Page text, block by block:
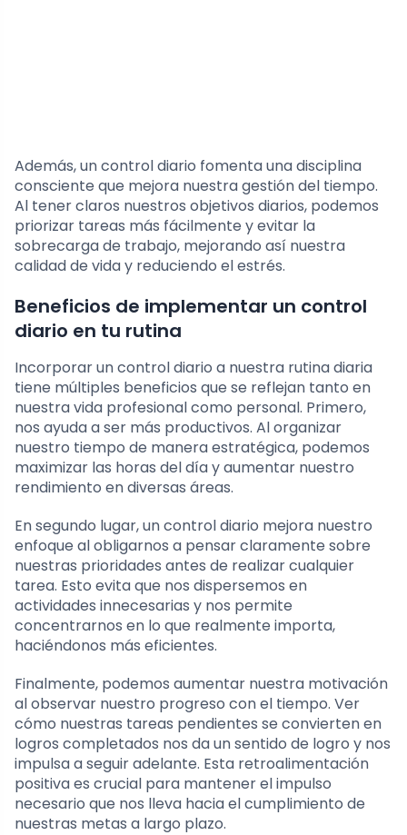
Además, un control diario fomenta una disciplina
consciente que mejora nuestra gestión del tiempo.
Al tener claros nuestros objetivos diarios, podemos
priorizar tareas más fácilmente y evitar la
sobrecarga de trabajo, mejorando así nuestra
calidad de vida y reduciendo el estrés.
Beneficios de implementar un control
diario en tu rutina
Incorporar un control diario a nuestra rutina diaria
tiene múltiples beneficios que se reflejan tanto en
nuestra vida profesional como personal. Primero,
nos ayuda a ser más productivos. Al organizar
nuestro tiempo de manera estratégica, podemos
maximizar las horas del día y aumentar nuestro
rendimiento en diversas áreas.
En segundo lugar, un control diario mejora nuestro
enfoque al obligarnos a pensar claramente sobre
nuestras prioridades antes de realizar cualquier
tarea. Esto evita que nos dispersemos en
actividades innecesarias y nos permite
concentrarnos en lo que realmente importa,
haciéndonos más eficientes.
Finalmente, podemos aumentar nuestra motivación
al observar nuestro progreso con el tiempo. Ver
cómo nuestras tareas pendientes se convierten en
logros completados nos da un sentido de logro y nos
impulsa a seguir adelante. Esta retroalimentación
positiva es crucial para mantener el impulso
necesario que nos lleva hacia el cumplimiento de
nuestras metas a largo plazo.